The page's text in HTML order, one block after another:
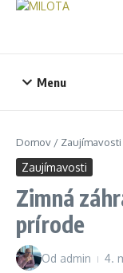
Menu
Domov / Zaujímavosti
Zaujímavosti
Zimná
prírode
Od admin 4.